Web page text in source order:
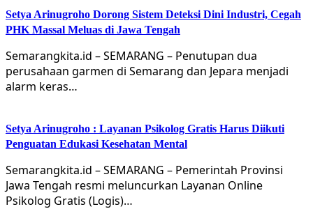
Setya Arinugroho Dorong Sistem Deteksi Dini Industri, Cegah
PHK Massal Meluas di Jawa Tengah
Semarangkita.id – SEMARANG – Penutupan dua
perusahaan garmen di Semarang dan Jepara menjadi
alarm keras…
Setya Arinugroho : Layanan Psikolog Gratis Harus Diikuti
Penguatan Edukasi Kesehatan Mental
Semarangkita.id – SEMARANG – Pemerintah Provinsi
Jawa Tengah resmi meluncurkan Layanan Online
Psikolog Gratis (Logis)…